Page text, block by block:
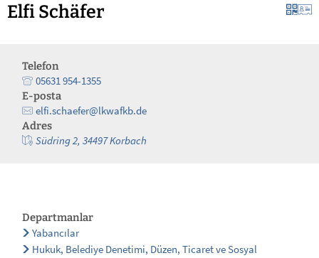
Elfi Schäfer
Telefon
05631 954-1355
E-posta
elfi.schaefer@lkwafkb.de
Adres
Südring 2, 34497 Korbach
Departmanlar
Yabancılar
Hukuk, Belediye Denetimi, Düzen, Ticaret ve Sosyal